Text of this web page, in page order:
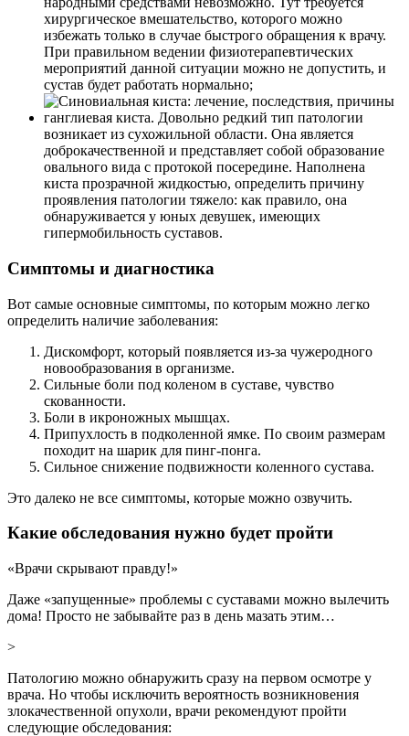
хирургическое вмешательство, которого можно
избежать только в случае быстрого обращения к врачу.
При правильном ведении физиотерапевтических
мероприятий данной ситуации можно не допустить, и
сустав будет работать нормально;
ганглиевая киста. Довольно редкий тип патологии
возникает из сухожильной области. Она является
доброкачественной и представляет собой образование
овального вида с протокой посередине. Наполнена
киста прозрачной жидкостью, определить причину
проявления патологии тяжело: как правило, она
обнаруживается у юных девушек, имеющих
гипермобильность суставов.
Симптомы и диагностика
Вот самые основные симптомы, по которым можно легко
определить наличие заболевания:
Дискомфорт, который появляется из-за чужеродного
новообразования в организме.
Сильные боли под коленом в суставе, чувство
скованности.
Боли в икроножных мышцах.
Припухлость в подколенной ямке. По своим размерам
походит на шарик для пинг-понга.
Сильное снижение подвижности коленного сустава.
Это далеко не все симптомы, которые можно озвучить.
Какие обследования нужно будет пройти
«Врачи скрывают правду!»
Даже «запущенные» проблемы с суставами можно вылечить
дома! Просто не забывайте раз в день мазать этим…
>
Патологию можно обнаружить сразу на первом осмотре у
врача. Но чтобы исключить вероятность возникновения
злокачественной опухоли, врачи рекомендуют пройти
следующие обследования: